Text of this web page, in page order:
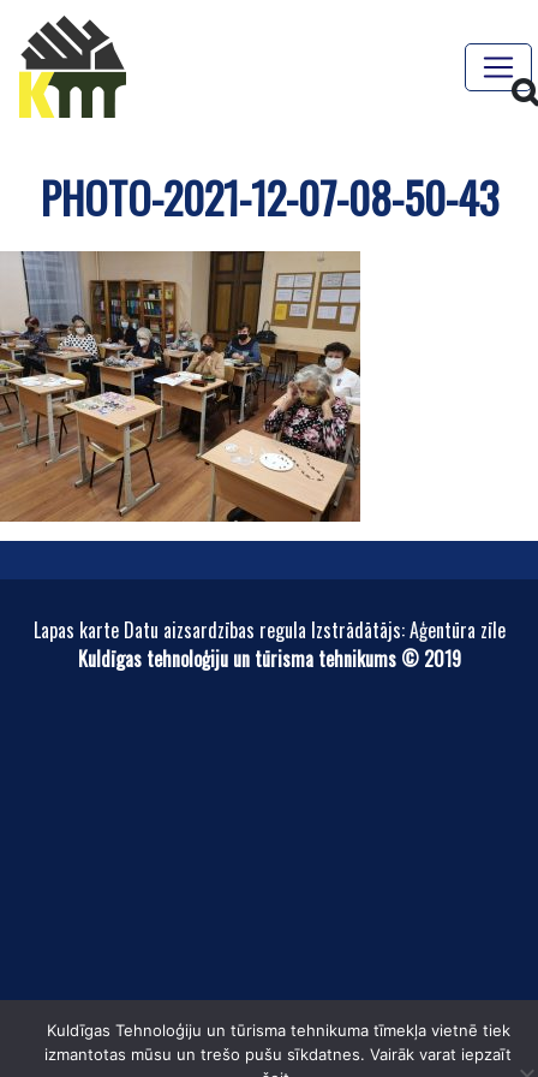
PHOTO-2021-12-07-08-50-43
Lapas karte Datu aizsardzības regula Izstrādātājs: Aģentūra zīle
Kuldīgas tehnoloģiju un tūrisma tehnikums © 2019
Kuldīgas Tehnoloģiju un tūrisma tehnikuma tīmekļa vietnē tiek
izmantotas mūsu un trešo pušu sīkdatnes. Vairāk varat iepzaīt